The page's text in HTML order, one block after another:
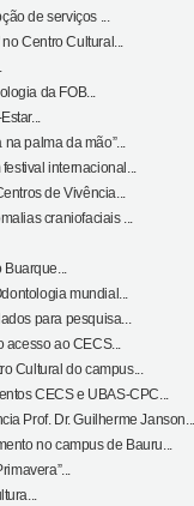
de serviços ...
Centro Cultural...
da FOB...
palma da mão”...
internacional...
de Vivência...
craniofaciais ...
mundial...
para pesquisa...
ao CECS...
Cultural do campus...
CECS e UBAS-CPC...
Prof. Dr. Guilherme Janson...
no campus de Bauru...